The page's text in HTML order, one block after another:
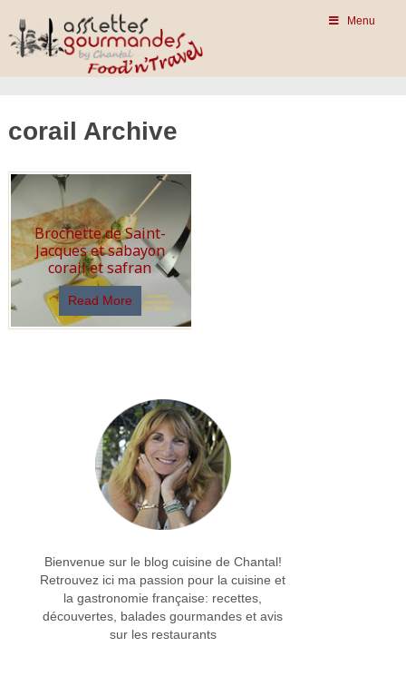
Menu
corail Archive
Brochette de Saint-
Jacques et sabayon
corail et safran
Read More
Bienvenue sur le blog cuisine de Chantal!
Retrouvez ici ma passion pour la cuisine et
la gastronomie française: recettes,
découvertes, balades gourmandes et avis
sur les restaurants